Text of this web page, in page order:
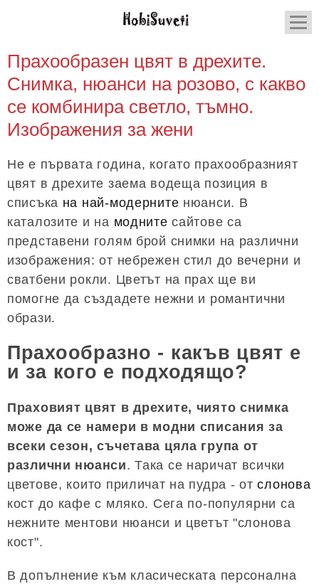
Прахообразен цвят в дрехите.
Снимка, нюанси на розово, с какво
се комбинира светло, тъмно.
Изображения за жени
Не е първата година, когато прахообразният
цвят в дрехите заема водеща позиция в
списъка на най-модерните нюанси. В
каталозите и на модните сайтове са
представени голям брой снимки на различни
изображения: от небрежен стил до вечерни и
сватбени рокли. Цветът на прах ще ви
помогне да създадете нежни и романтични
образи.
Прахообразно - какъв цвят е
и за кого е подходящо?
Праховият цвят в дрехите, чиято снимка
може да се намери в модни списания за
всеки сезон, съчетава цяла група от
различни нюанси. Така се наричат ​​всички
цветове, които приличат на пудра - отслонова
кост до кафе с мляко. Сега по-популярни са
нежните ментови нюанси и цветът "слонова
кост".
В допълнение към класическата персонална